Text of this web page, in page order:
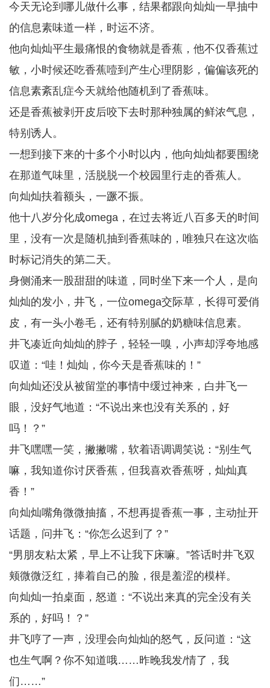
今天无论到哪儿做什么事，结果都跟向灿灿一早抽中
的信息素味道一样，时运不济。
他向灿灿平生最痛恨的食物就是香蕉，他不仅香蕉过
敏，小时候还吃香蕉噎到产生心理阴影，偏偏该死的
信息素紊乱症今天就给他随机到了香蕉味。
还是香蕉被剥开皮后咬下去时那种独属的鲜浓气息，
特别诱人。
一想到接下来的十多个小时以内，他向灿灿都要围绕
在那道气味里，活脱脱一个校园里行走的香蕉人。
向灿灿扶着额头，一蹶不振。
他十八岁分化成omega，在过去将近八百多天的时间
里，没有一次是随机抽到香蕉味的，唯独只在这次临
时标记消失的第二天。
身侧涌来一股甜甜的味道，同时坐下来一个人，是向
灿灿的发小，井飞，一位omega交际草，长得可爱俏
皮，有一头小卷毛，还有特别腻的奶糖味信息素。
井飞凑近向灿灿的脖子，轻轻一嗅，小声却浮夸地感
叹道：“哇！灿灿，你今天是香蕉味的！”
向灿灿还没从被留堂的事情中缓过神来，白井飞一
眼，没好气地道：“不说出来也没有关系的，好
吗！？”
井飞嘿嘿一笑，撇撇嘴，软着语调调笑说：“别生气
嘛，我知道你讨厌香蕉，但我喜欢香蕉呀，灿灿真
香！”
向灿灿嘴角微微抽搐，不想再提香蕉一事，主动扯开
话题，问井飞：“你怎么迟到了？”
“男朋友粘太紧，早上不让我下床嘛。”答话时井飞双
颊微微泛红，捧着自己的脸，很是羞涩的模样。
向灿灿一拍桌面，怒道：“不说出来真的完全没有关
系的，好吗！？”
井飞哼了一声，没理会向灿灿的怒气，反问道：“这
也生气啊？你不知道哦……昨晚我发/情了，我
们……”